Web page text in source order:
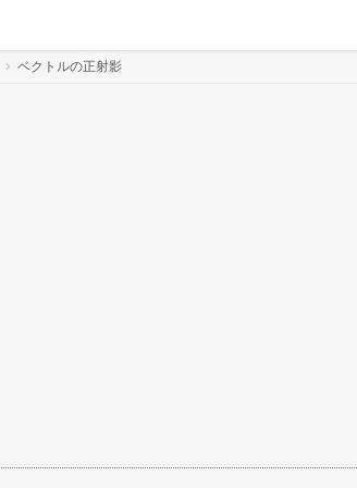
ベクトルの正射影